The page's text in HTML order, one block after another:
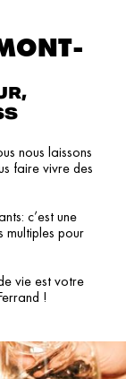
nous laissons
faire vivre des
c’est une
multiples pour
vie est votre
!